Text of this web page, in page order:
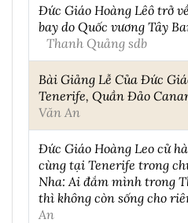
Đức Giáo Hoàng Lêô trở
bay do Quốc vương Tây
Thanh Quảng sdb
Bài Giảng Lễ Của Đức
Tenerife, Quần Đảo
Văn An
Đức Giáo Hoàng Leo cử
cùng tại Tenerife trong
Nha: Ai đắm mình trong
thì không còn sống cho
An